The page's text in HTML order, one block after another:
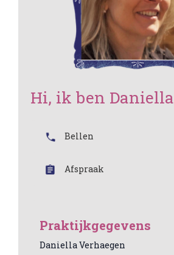
Hi, ik ben Daniella
Bellen
Afspraak
Praktijkgegevens
Daniella Verhaegen